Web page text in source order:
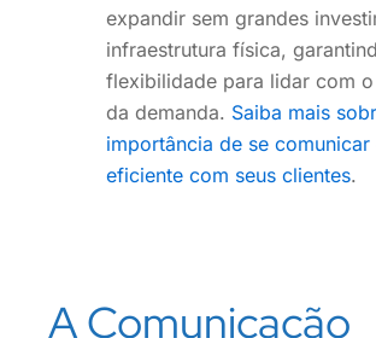
expandir sem grandes
infraestrutura física,
flexibilidade para lidar com
da demanda. Saiba mais
importância de se
eficiente com seus clientes.
A Comunicação